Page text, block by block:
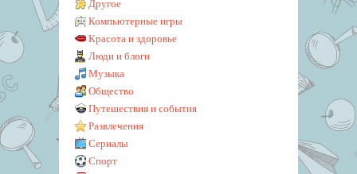
Другое
Компьютерные игры
Красота и здоровье
Люди и блоги
Музыка
Общество
Путешествия и события
Развлечения
Сериалы
Спорт